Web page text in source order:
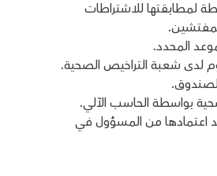
لمطابقتها للاشتراطات
المحدد.
لدى شعبة التراخيص الصحية.
بواسطة الحاسب الآلي.
اعتمادها من المسؤول في